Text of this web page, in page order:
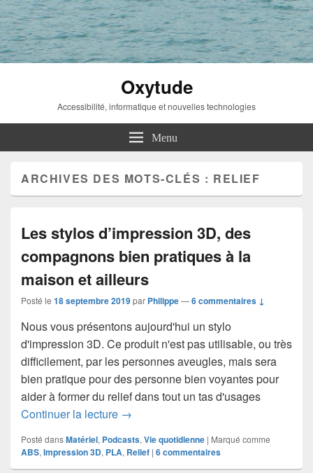
Oxytude
Accessibilité, informatique et nouvelles technologies
Menu
ARCHIVES DES MOTS-CLÉS : RELIEF
Les stylos d’impression 3D, des
compagnons bien pratiques à la
maison et ailleurs
Posté le 18 septembre 2019par Philippe—6 commentaires ↓
Nous vous présentons aujourd'hui un stylo
d'impression 3D. Ce produit n'est pas utilisable, ou très
difficilement, par les personnes aveugles, mais sera
bien pratique pour des personne bien voyantes pour
aider à former du relief dans tout un tas d'usages
Continuer la lecture Les stylos d’impression 3D, des
→
Posté dansMatériel, Podcasts, Vie quotidienne | Marqué comme
ABS, Impression 3D, PLA, Relief | 6commentaires